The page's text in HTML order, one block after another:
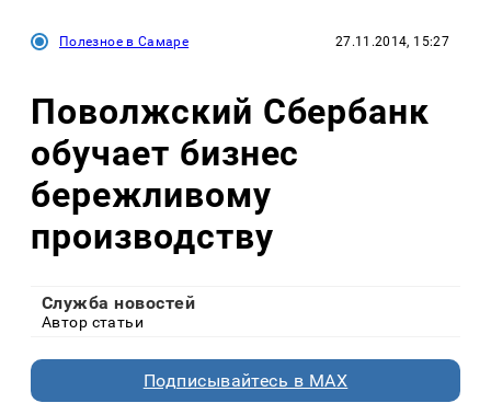
Полезное в Самаре 27.11.2014, 15:27
Поволжский Сбербанк
обучает бизнес
бережливому
производству
Служба новостей
Автор статьи
Подписывайтесь в MAX